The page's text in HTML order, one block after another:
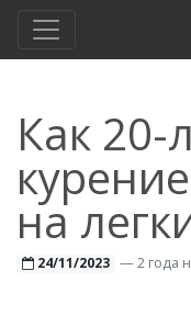
Как 20-
на
24/11/2023 —2 года